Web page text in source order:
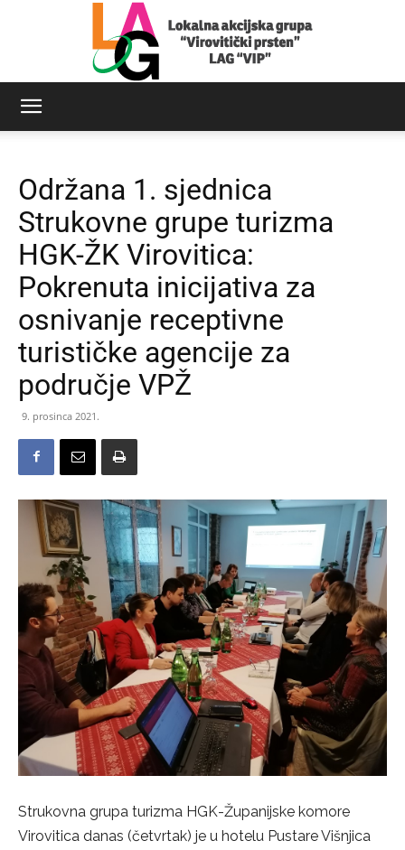
Virovitički
prsten
Održana 1. sjednica
Strukovne grupe turizma
HGK-ŽK Virovitica:
Pokrenuta inicijativa za
osnivanje receptivne
turističke agencije za
područje VPŽ
9. prosinca 2021.
Strukovna grupa turizma HGK-Županijske komore
Virovitica danas (četvrtak) je u hotelu Pustare Višnjica